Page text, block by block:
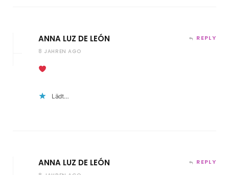
ANNA LUZ DE LEÓN
8 JAHREN AGO
REPLY
Lädt…
ANNA LUZ DE LEÓN REPLY